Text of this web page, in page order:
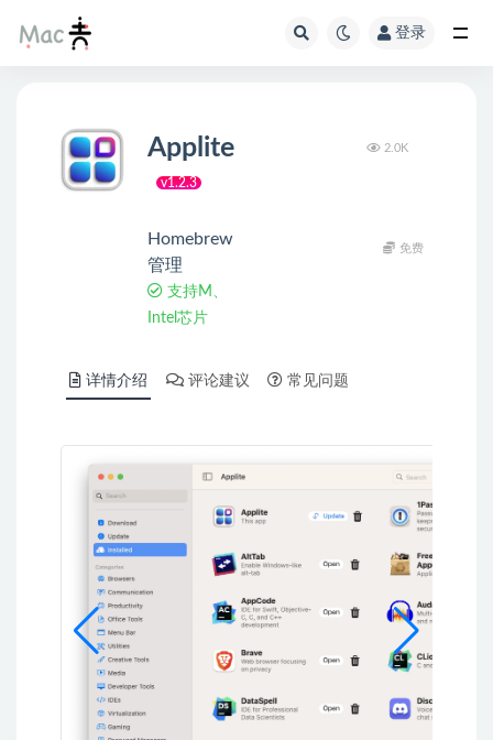
登录
Applite
v1.2.3
Homebrew
管理
支持M、
Intel芯片
2.0K
免费
详情介绍 评论建议 常见问题